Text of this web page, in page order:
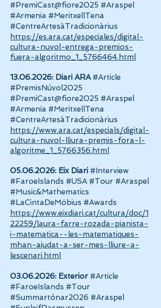
#PremiCast@fiore2025 #Araspel
#Armenia #MeritxellTena
#CentreArtesàTradicionàrius
https://es.ara.cat/especiales/digital-
cultura-nuvol-entrega-premios-
fuera-algoritmo_1_5766464.html
13.06.2026: Diari ARA#Article
#PremisNúvol2025
#PremiCast@fiore2025 #Araspel
#Armenia #MeritxellTena
#CentreArtesàTradicionàrius
https://www.ara.cat/especials/digital-
cultura-nuvol-lliura-premis-fora-l-
algoritme_1_5766356.html
05.06.2026: Eix Diari #Interview
#FaroeIslands #USA #Tour #Araspel
#Music&Mathematics
#LaCintaDeMöbius #Awards
https://www.eixdiari.cat/cultura/doc/1
22259/laura-farre-rozada-pianista-
i-matematica--les-matematiques-
mhan-ajudat-a-ser-mes-lliure-a-
lescenari.html
03.06.2026: Exterior #Article
#FaroeIslands #Tour
#Summartónar2026 #Araspel